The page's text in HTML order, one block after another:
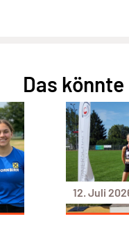
Das
12. Juli